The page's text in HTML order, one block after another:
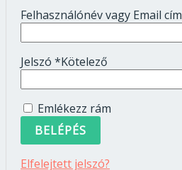
Felhasználónév vagy Email cím
Jelszó *Kötelező
Emlékezz rám
BELÉPÉS
Elfelejtett jelszó?